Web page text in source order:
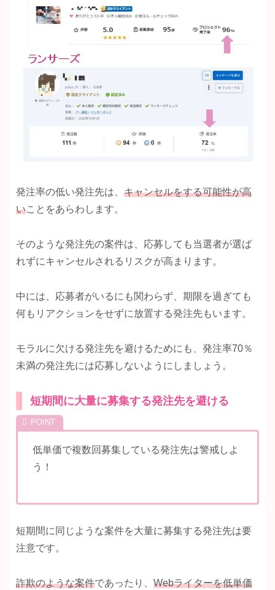
発注率の低い発注先は、 キャンセルをする可能性が高
いことをあらわします。
そのような発注先の案件は、応募しても当選者が選ば
れずにキャンセルされるリスクが高まります。
中には、応募者がいるにも関わらず、期限を過ぎても
何もリアクションをせずに放置する発注先もいます。
モラルに欠ける発注先を避けるためにも、発注率70％
未満の発注先には応募しないようにしましょう。
短期間に大量に募集する発注先を避ける
低単価で複数回募集している発注先は警戒しよ
う！
短期間に同じような案件を大量に募集する発注先は要
注意です。
詐欺のような案件であったり、 Webライターを低単価